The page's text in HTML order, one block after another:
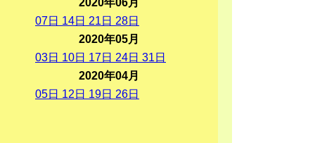
2020年06月
07日 14日 21 日 28日
2020年05月
03日 10日 17日 24日 31 日
2020年04月
05日 12 日 19日 26日